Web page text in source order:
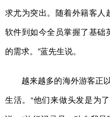
求尤为突出。随着外籍客人
软件到如今全员掌握了基础
的需求。”蓝先生说。
越来越多的海外游客正以
生活。“他们来做头发是为